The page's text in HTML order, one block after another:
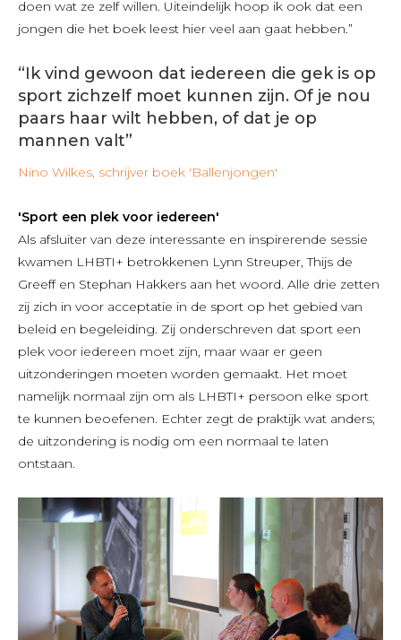
doen wat ze zelf willen. Uiteindelijk hoop ik ook dat een
jongen die het boek leest hier veel aan gaat hebben.”
“Ik vind gewoon dat iedereen die gek is op
sport zichzelf moet kunnen zijn. Of je nou
paars haar wilt hebben, of dat je op
mannen valt”
Nino Wilkes, schrijver boek 'Ballenjongen'
'Sport een plek voor iedereen'
Als afsluiter van deze interessante en inspirerende sessie
kwamen LHBTI+ betrokkenen Lynn Streuper, Thijs de
Greeff en Stephan Hakkers aan het woord. Alle drie zetten
zij zich in voor acceptatie in de sport op het gebied van
beleid en begeleiding. Zij onderschreven dat sport een
plek voor iedereen moet zijn, maar waar er geen
uitzonderingen moeten worden gemaakt. Het moet
namelijk normaal zijn om als LHBTI+ persoon elke sport
te kunnen beoefenen. Echter zegt de praktijk wat anders;
de uitzondering is nodig om een normaal te laten
ontstaan.